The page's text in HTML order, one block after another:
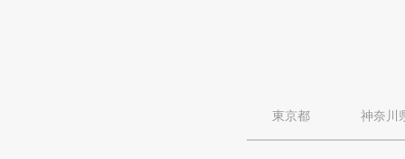
東京都 神奈川